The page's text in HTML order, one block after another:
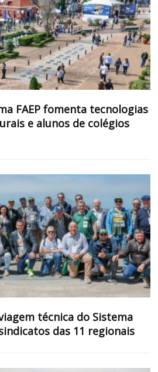
FAEP fomenta tecnologias
e alunos de colégios
técnica do Sistema
das 11 regionais